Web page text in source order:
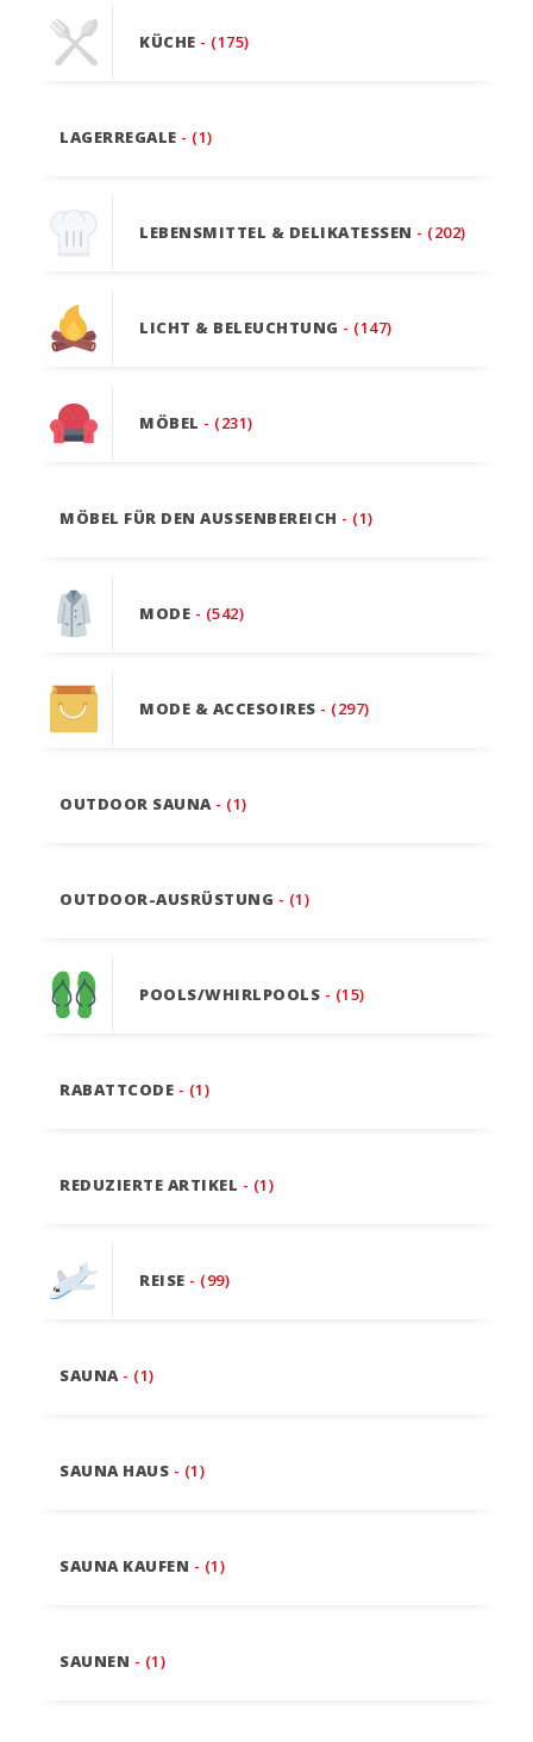
KÜCHE - (175)
LAGERREGALE - (1)
LEBENSMITTEL & DELIKATESSEN - (202)
LICHT & BELEUCHTUNG - (147)
MÖBEL - (231)
MÖBEL FÜR DEN AUSSENBEREICH - (1)
MODE - (542)
MODE & ACCESOIRES - (297)
OUTDOOR SAUNA - (1)
OUTDOOR-AUSRÜSTUNG - (1)
POOLS/WHIRLPOOLS - (15)
RABATTCODE - (1)
REDUZIERTE ARTIKEL - (1)
REISE - (99)
SAUNA - (1)
SAUNA HAUS - (1)
SAUNA KAUFEN - (1)
SAUNEN - (1)